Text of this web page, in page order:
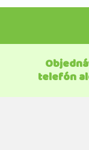
telefón